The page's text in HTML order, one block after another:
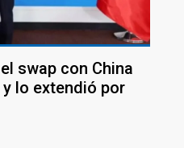
swap con China
y lo extendió por